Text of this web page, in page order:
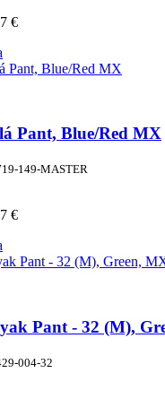
€
Pant, Blue/Red MX
149-MASTER
€
Pant - 32 (M),
004-32